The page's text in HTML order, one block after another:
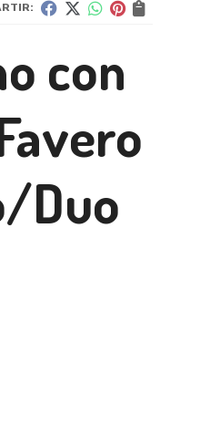
con
Duo